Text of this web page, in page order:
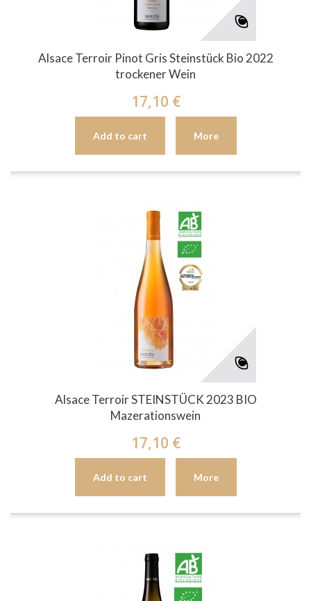
Alsace Terroir Pinot Gris Steinstück Bio 2022
trockener Wein
17,10 €
Add to cart More
Alsace Terroir STEINSTÜCK 2023 BIO
Mazerationswein
17,10 €
Add to cart More